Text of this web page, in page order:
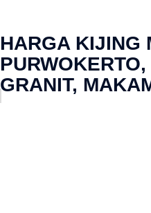
HARGA KIJING
GRANIT,